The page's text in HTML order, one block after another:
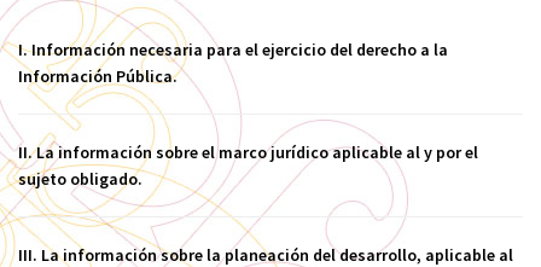
I. Información necesaria para el ejercicio del derecho a la
Información Pública.
II. La información sobre el marco jurídico aplicable al y por el
sujeto obligado.
III. La información sobre la planeación del desarrollo, aplicable al